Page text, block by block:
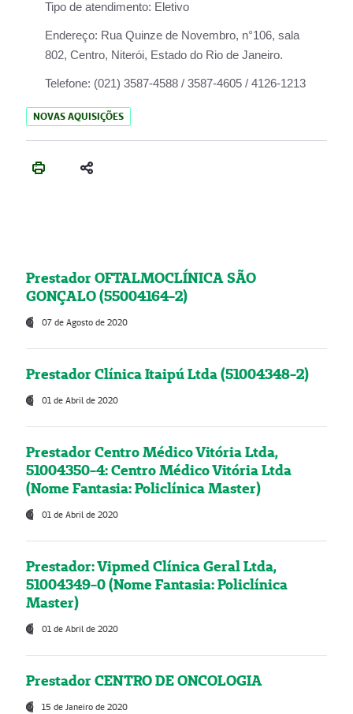
Tipo de atendimento: Eletivo
Endereço: Rua Quinze de Novembro, n°106, sala
802, Centro, Niterói, Estado do Rio de Janeiro.
Telefone: (021) 3587-4588 / 3587-4605 / 4126-1213
NOVAS AQUISIÇÕES
Prestador OFTALMOCLÍNICA SÃO
GONÇALO (55004164-2)
07 de Agosto de 2020
Prestador Clínica Itaipú Ltda (51004348-2)
01 de Abril de 2020
Prestador Centro Médico Vitória Ltda,
51004350-4: Centro Médico Vitória Ltda
(Nome Fantasia: Policlínica Master)
01 de Abril de 2020
Prestador: Vipmed Clínica Geral Ltda,
51004349-0 (Nome Fantasia: Policlínica
Master)
01 de Abril de 2020
Prestador CENTRO DE ONCOLOGIA
15 de Janeiro de 2020